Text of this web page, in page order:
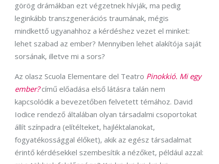
görög drámákban ezt végzetnek hívják, ma pedig
leginkább transzgenerációs traumának, mégis
mindkettő ugyanahhoz a kérdéshez vezet el minket:
lehet szabad az ember? Mennyiben lehet alakítója saját
sorsának, illetve mi a sors?
Az olasz Scuola Elementare del Teatro Pinokkió. Mi egy
ember?című előadása első látásra talán nem
kapcsolódik a bevezetőben felvetett témához. David
Iodice rendező általában olyan társadalmi csoportokat
állít színpadra (elítélteket, hajléktalanokat,
fogyatékossággal élőket), akik az egész társadalmat
érintő kérdésekkel szembesítik a nézőket, például azzal: